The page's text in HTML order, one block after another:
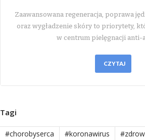
Zaawansowana regeneracja, poprawa
oraz wygładzenie skóry to priorytety,
w centrum pielęgnacji anti-
CZYTAJ
Tagi
#chorobyserca #koronawirus